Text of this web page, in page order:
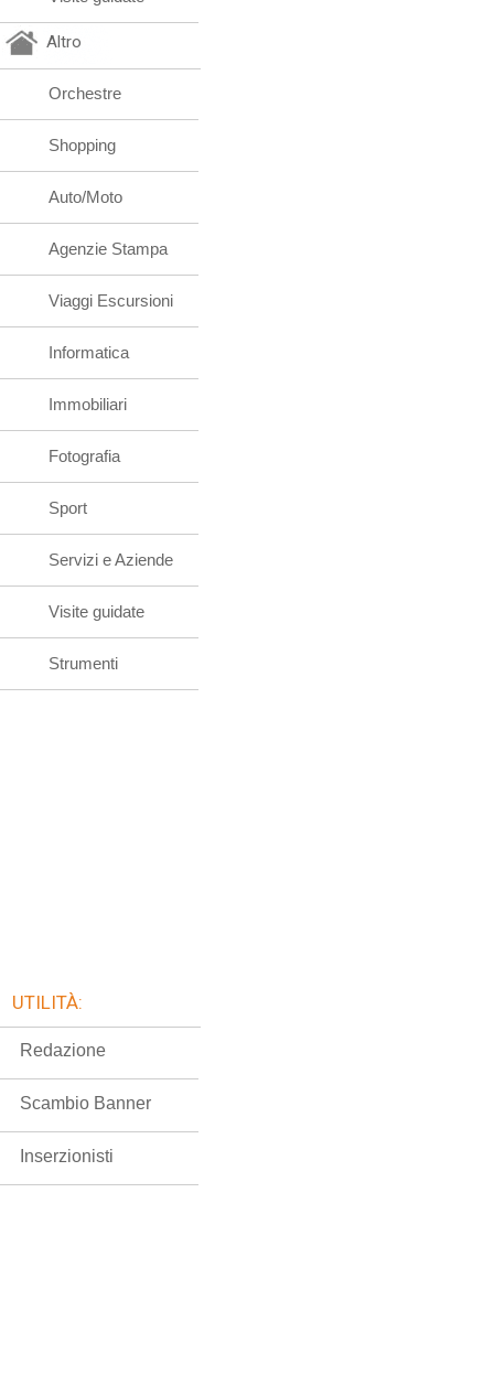
Altro
Orchestre
Shopping
Auto/Moto
Agenzie Stampa
Viaggi Escursioni
Informatica
Immobiliari
Fotografia
Sport
Servizi e Aziende
Visite guidate
Strumenti
UTILITÀ:
Redazione
Scambio Banner
Inserzionisti